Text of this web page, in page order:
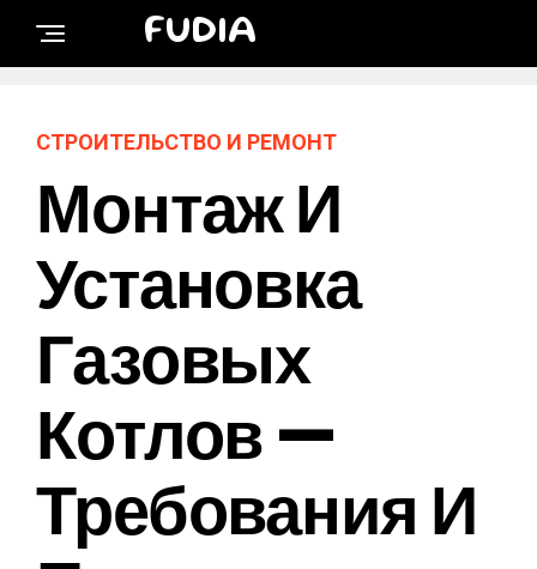
FUDIA
СТРОИТЕЛЬСТВО И РЕМОНТ
Монтаж И
Установка
Газовых
Котлов —
Требования И